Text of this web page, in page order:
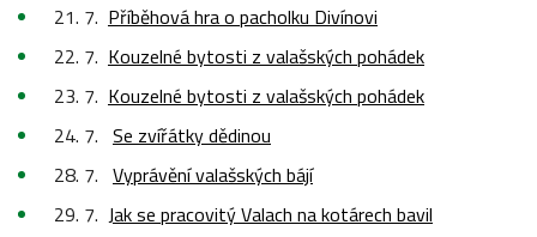
21. 7. Příběhová hra o pacholku Divínovi
22. 7. Kouzelné bytosti z valašských pohádek
23. 7. Kouzelné bytosti z valašských pohádek
24. 7. Se zvířátky dědinou
28. 7. Vyprávění valašských bájí
29. 7. Jak se pracovitý Valach na kotárech bavil